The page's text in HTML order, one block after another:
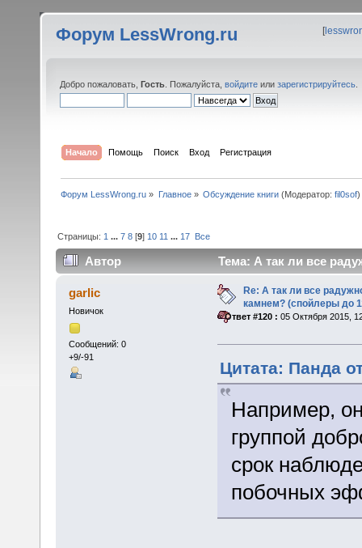
Форум LessWrong.ru [
Добро пожаловать, Гость . Пожалуйста, войдите или зарегистрируйтесь
Начало Помощь Поиск Вход Регистрация
Форум LessWrong.ru » Главное» Обсуждение книги(Модератор: fil0sof)
Страницы: 1 ...7 8 [9] 10 11 ... 17 Все
Автор
Тема: А так ли все
(Прочитано 609229 раз)
garlic
Новичок
Сообщений: 0
+9/-91
Re: А так ли все
камнем? (спойлеры до
«Ответ #120 : 05 Октября 2015,
Цитата: Панда
Например,
группой
срок
побочных